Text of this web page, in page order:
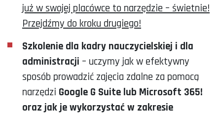
już w swojej placówce to narzędzie – świetnie!
Przejdźmy do kroku drugiego!
Szkolenie dla kadry nauczycielskiej i dla
administracji – uczymy jak w efektywny
sposób prowadzić zajęcia zdalne za pomocą
narzędzi Google G Suite lub Microsoft 365!
oraz jak je wykorzystać w zakresie